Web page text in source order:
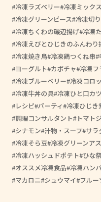
冷凍ラズベリー 冷凍ミック
冷凍グリーンピース 冷凍切
冷凍ちくわの磯辺揚げ 冷凍
冷凍えびとひじきのふんわり
冷凍焼き鳥 冷凍鶏つくね串
ヨーグルト カボチャ 冷凍フ
冷凍ブルーベリー 冷凍コロ
冷凍牛丼の具 冷凍ひと口カツ
レシピ パーティ 冷凍ひじき
調理コンサルタント
トマト
シナモン 汁物・スープ サラ
冷凍そら豆 冷凍グリーンア
冷凍ハッシュドポテト ひな
オススメ冷凍食品 冷凍ハン
マカロニ シュウマイ フルー